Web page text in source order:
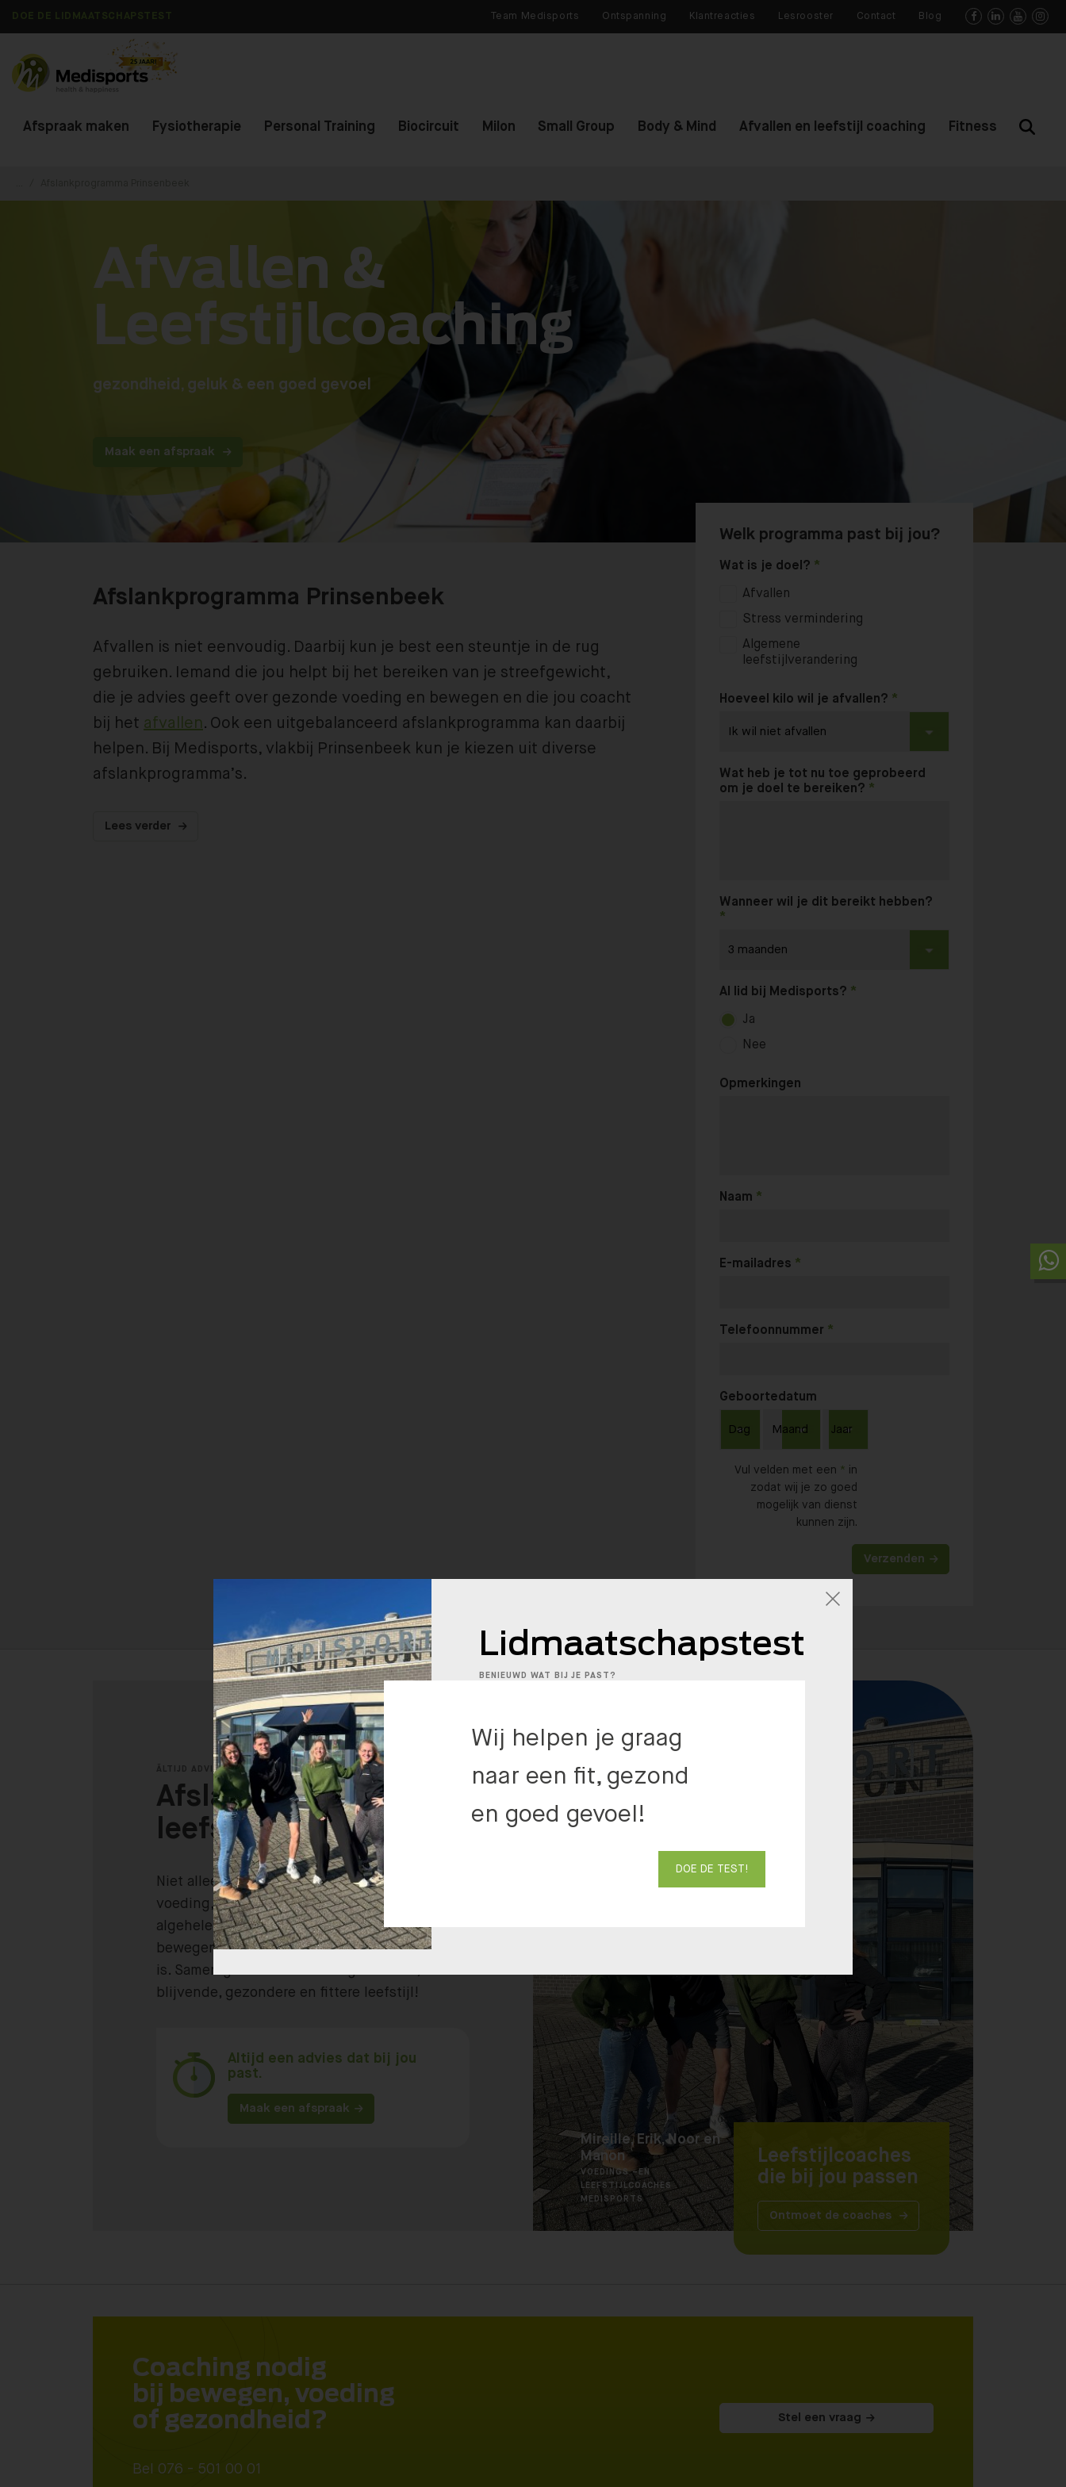
DOE DE LIDMAATSCHAPSTEST Team Medisports Ontspanning Klantreacties Lesrooster Contact Blog    
Afspraak maken Fysiotherapie Personal Training Biocircuit Milon Small Group Body & Mind Afvallen en leefstijl coaching Fitness
Afvallen &
Leefstijlcoaching
gezondheid, geluk & een goed gevoel
Maak een afspraak
Afslankprogramma Prinsenbeek
Afvallen is niet eenvoudig. Daarbij kun je best een steuntje in de rug
gebruiken. Iemand die jou helpt bij het bereiken van je streefgewicht,
die je advies geeft over gezonde voeding en bewegen en die jou coacht
bij het afvallen. Ook een uitgebalanceerd afslankprogramma kan daarbij
helpen. Bij Medisports, vlakbij Prinsenbeek kun je kiezen uit diverse
afslankprogramma’s.
Lees verder
Welk programma past bij jou?
Wat is je doel?
Afvallen
Stress vermindering
Algemene
leefstijlverandering
Hoeveel kilo wil je afvallen?
Wat heb je tot nu toe geprobeerd
om je doel te bereiken?
Wanneer wil je dit bereikt hebben?
Al lid bij Medisports?
Ja
Nee
Opmerkingen
Naam
E-mailadres
Telefoonnummer
Geboortedatum
Vul velden met een * in
zodat wij je zo goed
mogelijk van dienst
kunnen zijn.
Verzenden
ÃLTIJD ADVIES OP MAAT
Afslanken -en
leefstijlcoaching
Niet alleen coachen we je op gebied van
voeding, maar we helpen je op weg naar een
algehele gezondere levensstijl waar ook
bewegen en ontspanning een onderdeel van
is. Samen gaan we aan de slag naar een,
blijvende, gezondere en fittere leefstijl!
Altijd een advies dat bij jou
past.
Maak een afspraak
Mireille, Erik, Noor en
Manon
VOEDINGS –EN
LEEFSTIJLCOACHES
MEDISPORTS
Leefstijlcoaches
die bij jou passen
Ontmoet de coaches
Coaching nodig
bij bewegen, voeding
of gezondheid?
Bel 076 - 501 00 01
Stel een vraag
Lidmaatschapstest
BENIEUWD WAT BIJ JE PAST?
Wij helpen je graag
naar een fit, gezond
en goed gevoel!
DOE DE TEST!